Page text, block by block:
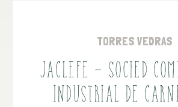
TORRES VEDRAS
JACLEFE - SOCIED
INDUSTRIAL DE